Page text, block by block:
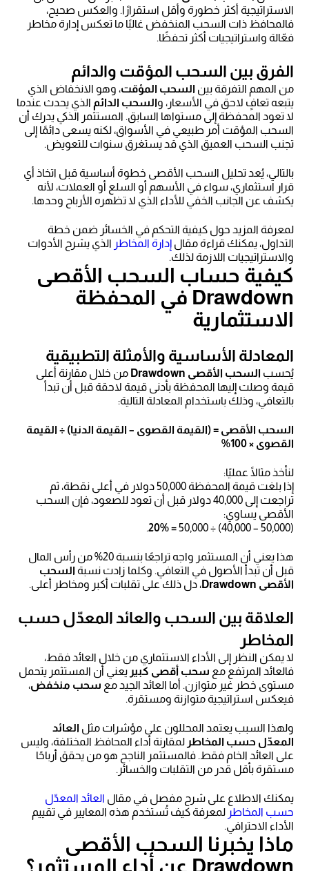
الاستراتيجية أكثر خطورة وأقل استقرارًا. والعكس صحيح،
فالمحافظ ذات السحب المنخفض غالبًا ما تعكس إدارة مخاطر
فعّالة واستراتيجيات أكثر تحفظًا.
الفرق بين السحب المؤقت والدائم
من المهم التفرقة بين السحب المؤقت، وهو الانخفاض الذي
يتبعه تعافٍ لاحق في الأسعار، والسحب الدائم الذي يحدث عندما
لا تعود المحفظة إلى مستواها السابق. المستثمر الذكي يدرك أن
السحب المؤقت أمر طبيعي في الأسواق، لكنه يسعى دائمًا إلى
تجنب السحب العميق الذي قد يستغرق سنوات للتعويض.
بالتالي، يُعد تحليل السحب الأقصى خطوة أساسية قبل اتخاذ أي
قرار استثماري، سواء في الأسهم أو السلع أو العملات، لأنه
يكشف عن الجانب الخفي للأداء الذي لا تظهره الأرباح وحدها.
لمعرفة المزيد حول كيفية التحكم في الخسائر ضمن خطة
التداول، يمكنك قراءة مقال إدارة المخاطر الذي يشرح الأدوات
والاستراتيجيات اللازمة لذلك.
كيفية حساب السحب الأقصى
Drawdown في المحفظة
الاستثمارية
المعادلة الأساسية والأمثلة التطبيقية
يُحسب السحب الأقصى Drawdown
من خلال مقارنة أعلى
قيمة وصلت إليها المحفظة بأدنى قيمة لاحقة قبل أن تبدأ
بالتعافي، وذلك باستخدام المعادلة التالية:
السحب الأقصى = (القيمة القصوى – القيمة الدنيا) ÷ القيمة
القصوى × 100%
لنأخذ مثالًا عمليًا:
إذا بلغت قيمة المحفظة 50,000 دولار في أعلى نقطة، ثم
تراجعت إلى 40,000 دولار قبل أن تعود للصعود، فإن السحب
الأقصى يساوي:
(50,000 – 40,000) ÷ 50,000 =
20%
.
هذا يعني أن المستثمر واجه تراجعًا بنسبة 20% من رأس المال
قبل أن تبدأ الأصول في التعافي. وكلما زادت نسبة السحب
الأقصى Drawdown
، دل ذلك على تقلبات أكبر ومخاطر أعلى.
العلاقة بين السحب والعائد المعدّل حسب
المخاطر
لا يمكن النظر إلى الأداء الاستثماري من خلال العائد فقط،
فالعائد المرتفع مع سحب أقصى كبير يعني أن المستثمر يتحمل
مستوى خطر غير متوازن. أما العائد الجيد مع سحب منخفض،
فيعكس استراتيجية متوازنة ومستقرة.
ولهذا السبب يعتمد المحللون على مؤشرات مثل العائد
المعدّل حسب المخاطر لمقارنة أداء المحافظ المختلفة، وليس
على العائد الخام فقط. فالمستثمر الناجح هو من يحقق أرباحًا
مستقرة بأقل قدر من التقلبات والخسائر.
يمكنك الاطلاع على شرح مفصل في مقال العائد المعدّل
حسب المخاطر لمعرفة كيف تُستخدم هذه المعايير في تقييم
الأداء الاحترافي.
ماذا يخبرنا السحب الأقصى
Drawdown عن أداء المستثمر؟